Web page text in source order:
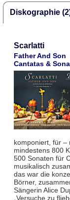
Diskographie
Scarlatti
Father And Son
Cantatas &
komponiert, für –
mindestens 800
500 Sonaten für
musikalisch
das war die
Börner,
Sängerin Alice
„Versuche zu